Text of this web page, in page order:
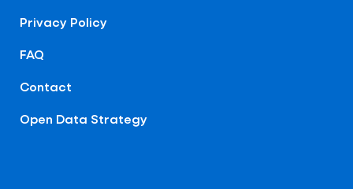
Privacy Policy
FAQ
Contact
Open Data Strategy